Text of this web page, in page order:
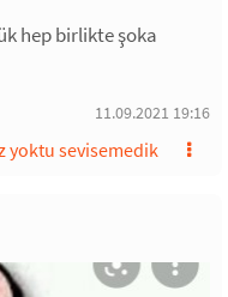
hep birlikte şoka
11.09.2021 19:16
yoktu sevisemedik